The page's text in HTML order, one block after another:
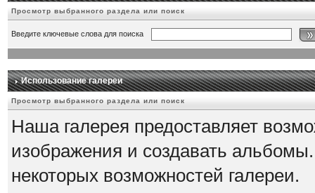
Просмотр выбранного раздела или поиск
Введите ключевые слова для поиска
Использование галереи
Просмотр выбранного раздела или поиск
Наша галерея предоставляет
изображения и создавать
некоторых возможностей галереи.